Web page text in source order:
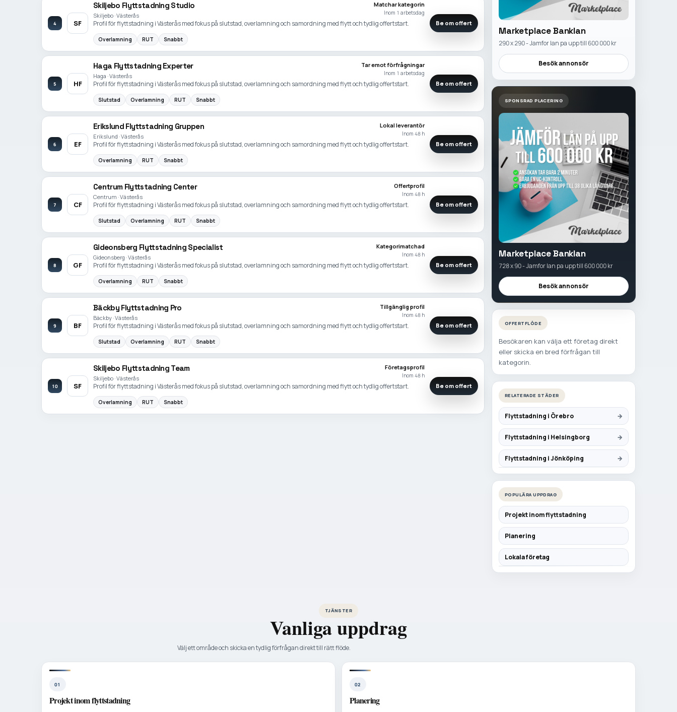
4 SF
Skiljebo Flyttstadning Studio
Skiljebo · Västerås
Matchar kategorin
Inom 1 arbetsdag
Profil för flyttstadning i Västerås med fokus på slutstad, overlamning och samordning med flytt och tydlig offertstart.
Overlamning RUT Snabbt
Be om offert
5 HF
Haga Flyttstadning Experter
Haga · Västerås
Tar emot förfrågningar
Inom 1 arbetsdag
Profil för flyttstadning i Västerås med fokus på slutstad, overlamning och samordning med flytt och tydlig offertstart.
Slutstad Overlamning RUT Snabbt
Be om offert
6 EF
Erikslund Flyttstadning Gruppen
Erikslund · Västerås
Lokal leverantör
Inom 48 h
Profil för flyttstadning i Västerås med fokus på slutstad, overlamning och samordning med flytt och tydlig offertstart.
Overlamning RUT Snabbt
Be om offert
7 CF
Centrum Flyttstadning Center
Centrum · Västerås
Offertprofil
Inom 48 h
Profil för flyttstadning i Västerås med fokus på slutstad, overlamning och samordning med flytt och tydlig offertstart.
Slutstad Overlamning RUT Snabbt
Be om offert
8 GF
Gideonsberg Flyttstadning Specialist
Gideonsberg · Västerås
Kategorimatchad
Inom 48 h
Profil för flyttstadning i Västerås med fokus på slutstad, overlamning och samordning med flytt och tydlig offertstart.
Overlamning RUT Snabbt
Be om offert
9 BF
Bäckby Flyttstadning Pro
Bäckby · Västerås
Tillgänglig profil
Inom 48 h
Profil för flyttstadning i Västerås med fokus på slutstad, overlamning och samordning med flytt och tydlig offertstart.
Slutstad Overlamning RUT Snabbt
Be om offert
10 SF
Skiljebo Flyttstadning Team
Skiljebo · Västerås
Företagsprofil
Inom 48 h
Profil för flyttstadning i Västerås med fokus på slutstad, overlamning och samordning med flytt och tydlig offertstart.
Overlamning RUT Snabbt
Be om offert
Marketplace Banklan
290 x 290 - Jamfor lan pa upp till 600 000 kr
Besök annonsör
SPONSRAD PLACERING
Marketplace Banklan
728 x 90 - Jamfor lan pa upp till 600 000 kr
Besök annonsör
OFFERTFLÖDE
Besökaren kan välja ett företag direkt
eller skicka en bred förfrågan till
kategorin.
RELATERADE STÄDER
Flyttstadning i Örebro
Flyttstadning i Helsingborg
Flyttstadning i Jönköping
POPULÄRA UPPDRAG
Projekt inom flyttstadning
Planering
Lokala företag
TJÄNSTER
Vanliga uppdrag
Välj ett område och skicka en tydlig förfrågan direkt till rätt flöde.
01
Projekt inom flyttstadning
02
Planering